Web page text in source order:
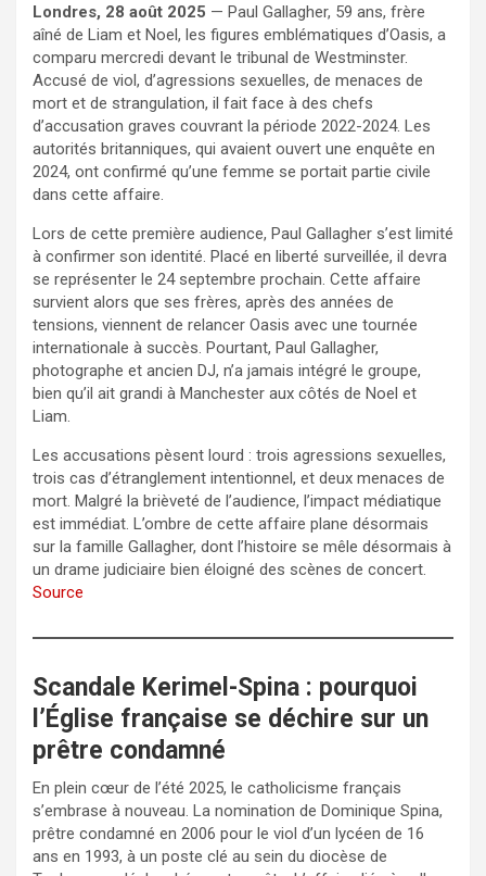
Londres, 28 août 2025 — Paul Gallagher, 59 ans, frère
aîné de Liam et Noel, les figures emblématiques d’Oasis, a
comparu mercredi devant le tribunal de Westminster.
Accusé de viol, d’agressions sexuelles, de menaces de
mort et de strangulation, il fait face à des chefs
d’accusation graves couvrant la période 2022-2024. Les
autorités britanniques, qui avaient ouvert une enquête en
2024, ont confirmé qu’une femme se portait partie civile
dans cette affaire.
Lors de cette première audience, Paul Gallagher s’est limité
à confirmer son identité. Placé en liberté surveillée, il devra
se représenter le 24 septembre prochain. Cette affaire
survient alors que ses frères, après des années de
tensions, viennent de relancer Oasis avec une tournée
internationale à succès. Pourtant, Paul Gallagher,
photographe et ancien DJ, n’a jamais intégré le groupe,
bien qu’il ait grandi à Manchester aux côtés de Noel et
Liam.
Les accusations pèsent lourd : trois agressions sexuelles,
trois cas d’étranglement intentionnel, et deux menaces de
mort. Malgré la brièveté de l’audience, l’impact médiatique
est immédiat. L’ombre de cette affaire plane désormais
sur la famille Gallagher, dont l’histoire se mêle désormais à
un drame judiciaire bien éloigné des scènes de concert.
Source
Scandale Kerimel-Spina : pourquoi
l’Église française se déchire sur un
prêtre condamné
En plein cœur de l’été 2025, le catholicisme français
s’embrase à nouveau. La nomination de Dominique Spina,
prêtre condamné en 2006 pour le viol d’un lycéen de 16
ans en 1993, à un poste clé au sein du diocèse de